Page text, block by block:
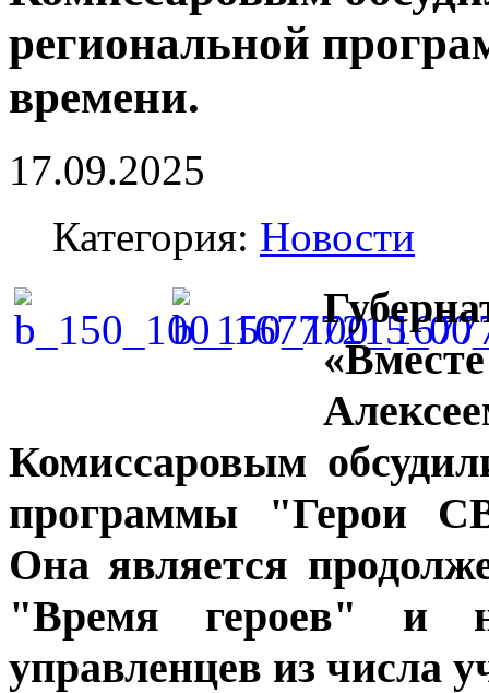
региональной
времени.
17.09.2025
Категория: Новости
Комиссаровым
программы "Герои
Она является
"Время героев" и
управленцев из числа